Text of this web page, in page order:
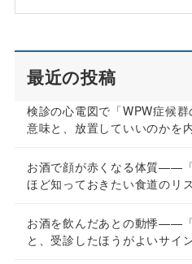
最近の投稿
検診の心電図で「WPW症候
意味と、放置していいのかを
お酒で顔が赤くなる体質——
ほど知っておきたい食道のリ
お酒を飲んだあとの動悸——「
と、受診したほうがよいサイ